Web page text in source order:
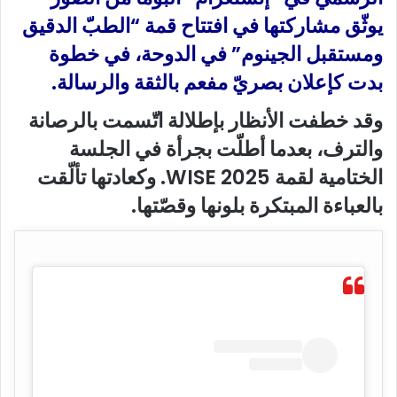
يوثّق مشاركتها في افتتاح قمة “الطبّ الدقيق
ومستقبل الجينوم” في الدوحة، في خطوة
بدت كإعلان بصريّ مفعم بالثقة والرسالة.
وقد خطفت الأنظار بإطلالة اتّسمت بالرصانة
والترف، بعدما أطلّت بجرأة في الجلسة
الختامية لقمة WISE 2025. وكعادتها تألّقت
بالعباءة المبتكرة بلونها وقصّتها.